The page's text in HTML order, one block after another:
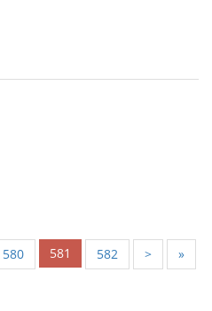
580 581 582 > »